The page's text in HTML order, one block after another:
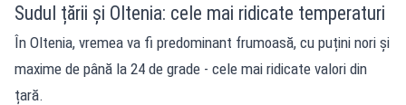
Sudul țării și Oltenia: cele mai ridicate temperaturi
În Oltenia, vremea va fi predominant frumoasă, cu puțini nori și
maxime de până la 24 de grade - cele mai ridicate valori din
țară.